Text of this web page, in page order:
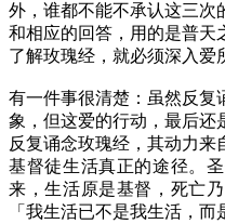
外，谁都不能不承认这三次
和相应的回答，用的是普天
了解玫瑰经，就必须深入爱
有一件事很清楚：虽然反复
象，但这爱的行动，最后还
反复诵念玫瑰经，其动力来
基督徒生活真正的途径。
来，生活原是基督，死亡
「我生活已不是我生活，